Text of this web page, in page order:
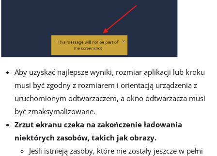
Aby uzyskać najlepsze wyniki, rozmiar aplikacji lub kroku
musi być zgodny z rozmiarem i orientacją urządzenia z
uruchomionym odtwarzaczem, a okno odtwarzacza musi
być zmaksymalizowane.
Zrzut ekranu czeka na zakończenie ładowania
niektórych zasobów, takich jak obrazy.
Jeśli istnieją zasoby, które nie zostały jeszcze w pełni